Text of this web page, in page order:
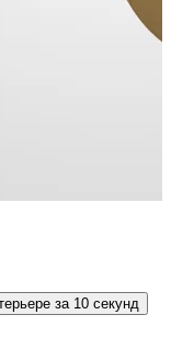
за 10 секунд